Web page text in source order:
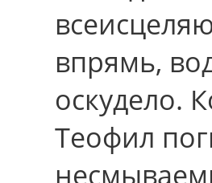
впрямь,
оскудело.
Теофил